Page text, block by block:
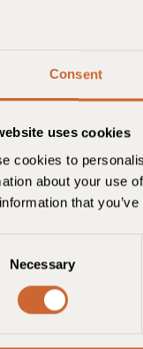
Consent
uses cookies
cookies to
about your use
that
Necessary